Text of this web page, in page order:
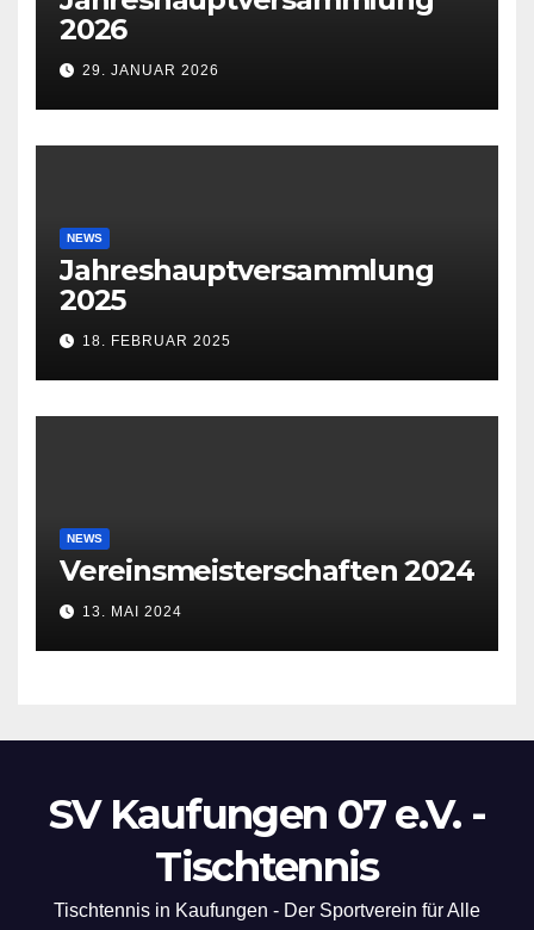
2026
29. JANUAR 2026
NEWS
Jahreshauptversammlung
2025
18. FEBRUAR 2025
NEWS
Vereinsmeisterschaften 2024
13. MAI 2024
SV Kaufungen 07 e.V. -
Tischtennis
Tischtennis in Kaufungen - Der Sportverein für Alle